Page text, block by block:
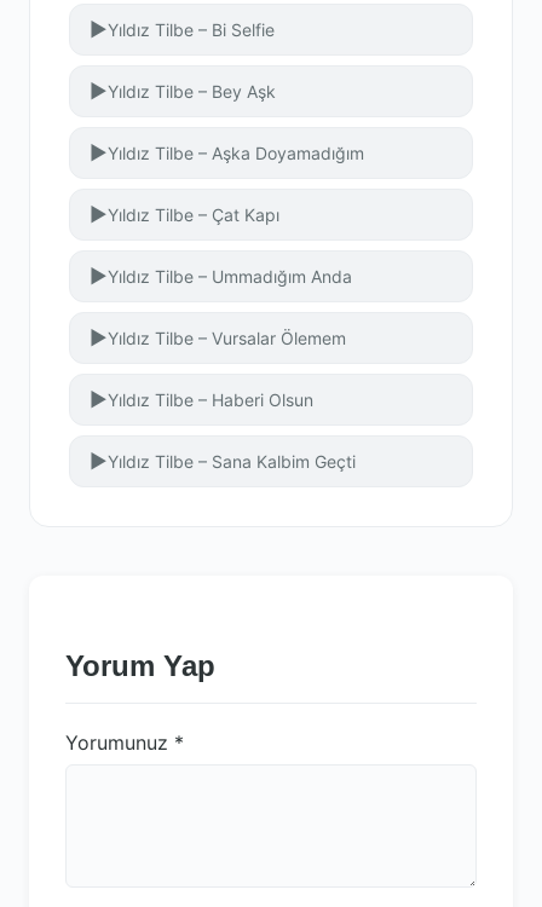
▶Yıldız Tilbe – Bi Selfie
▶Yıldız Tilbe – Bey Aşk
▶Yıldız Tilbe – Aşka Doyamadığım
▶Yıldız Tilbe – Çat Kapı
▶Yıldız Tilbe – Ummadığım Anda
▶Yıldız Tilbe – Vursalar Ölemem
▶Yıldız Tilbe – Haberi Olsun
▶Yıldız Tilbe – Sana Kalbim Geçti
Yorum Yap
Yorumunuz *